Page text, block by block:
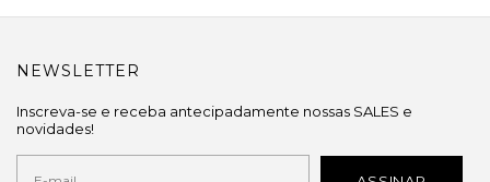
NEWSLETTER
Inscreva-se e receba antecipadamente nossas SALES e
novidades!